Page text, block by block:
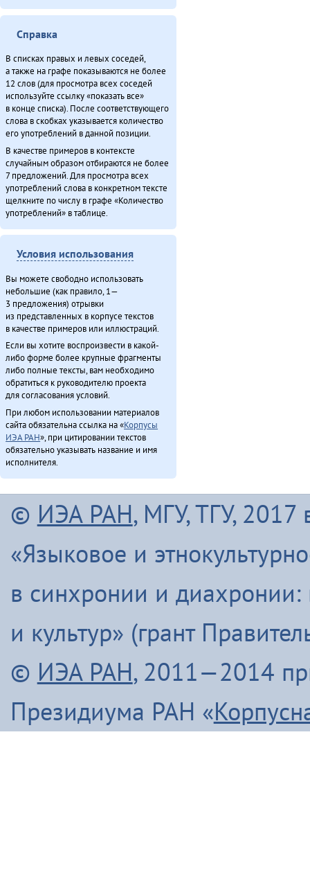
Справка
В списках правых и левых соседей,
а также на графе показываются не более
12 слов (для просмотра всех соседей
используйте ссылку «показать все»
в конце списка). После соответствующего
слова в скобках указывается количество
его употреблений в данной позиции.
В качестве примеров в контексте
случайным образом отбираются не более
7 предложений. Для просмотра всех
употреблений слова в конкретном тексте
щелкните по числу в графе «Количество
употреблений» в таблице.
Условия использования
Вы можете свободно использовать
небольшие (как правило, 1—
3 предложения) отрывки
из представленных в корпусе текстов
в качестве примеров или иллюстраций.
Если вы хотите воспроизвести в какой-
либо форме более крупные фрагменты
либо полные тексты, вам необходимо
обратиться к руководителю проекта
для согласования условий.
При любом использовании материалов
сайта обязательна ссылка на «Корпусы
ИЭА РАН», при цитировании текстов
обязательно указывать название и имя
исполнителя.
© ИЭА РАН, МГУ, ТГУ, 2017
«Языковое и
в синхронии и диахронии:
и культур» (грант
© ИЭА РАН, 2011—2014
Президиума РАН «